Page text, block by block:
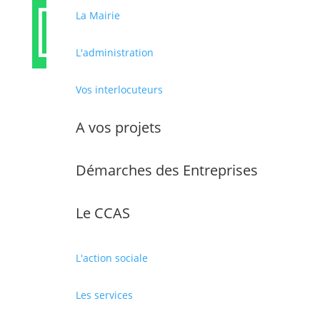
La Mairie
L'administration
Vos interlocuteurs
A vos projets
Démarches des Entreprises
Le CCAS
L'action sociale
Les services

MAIRIE DE CABESTANY
Téléphone : 04 68 66 36 00